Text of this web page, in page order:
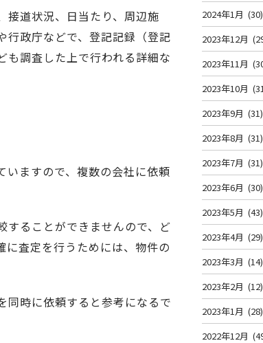
接道状況、日当たり、周辺施
行政庁などで、登記記録（登記
も調査した上で行われる詳細な
いますので、複数の会社に依頼
することができませんので、ど
査定を行うためには、物件の
同時に依頼すると参考になるで
2024年1月 (30)
2023年12月
2023年11月
2023年10月
2023年9月 (31)
2023年8月 (31)
2023年7月 (31)
2023年6月 (30)
2023年5月 (43)
2023年4月 (29)
2023年3月 (14)
2023年2月 (12)
2023年1月 (28)
2022年12月